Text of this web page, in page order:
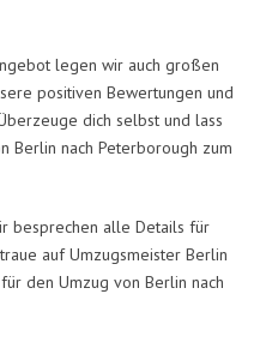
legen wir auch großen
positiven Bewertungen und
dich selbst und lass
Berlin nach Peterborough zum
besprechen alle Details für
auf Umzugsmeister Berlin
den Umzug von Berlin nach